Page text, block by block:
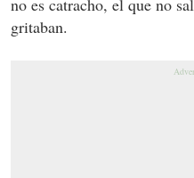
no es catracho, el que no
gritaban.